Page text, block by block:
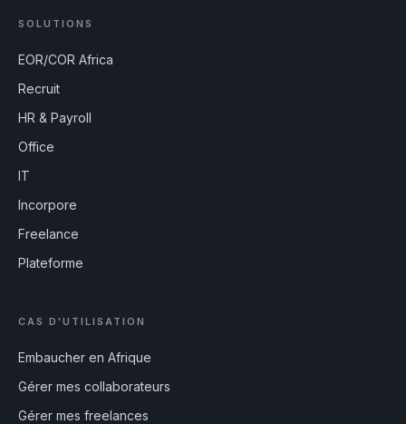
SOLUTIONS
EOR/COR Africa
Recruit
HR & Payroll
Office
IT
Incorpore
Freelance
Plateforme
CAS D'UTILISATION
Embaucher en Afrique
Gérer mes collaborateurs
Gérer mes freelances